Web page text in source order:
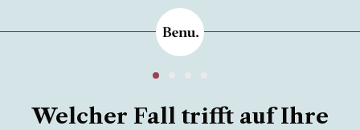
Welcher Fall trifft auf Ihre